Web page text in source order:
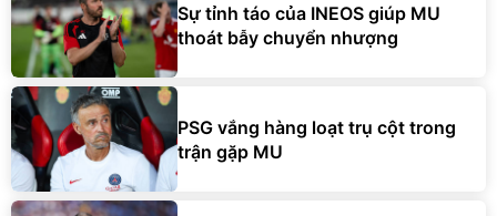
Sự tỉnh táo của INEOS giúp MU
thoát bẫy chuyển nhượng
PSG vắng hàng loạt trụ cột trong
trận gặp MU